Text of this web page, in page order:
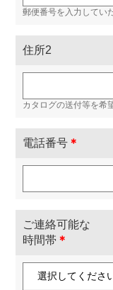
郵便番号を入力してい
住所2
カタログの送付等を希
電話番号 ＊
ご連絡可能な
時間帯 ＊